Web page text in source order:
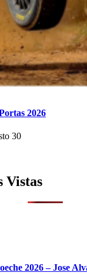
2026
30
Vistas
2026 – Jose